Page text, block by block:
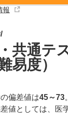
報
共通テ
易度）
偏差値は45～73。
値としては、医